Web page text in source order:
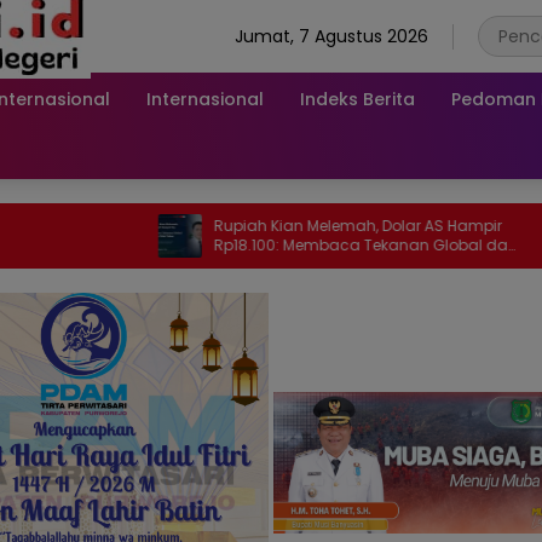
Jumat, 7 Agustus 2026
Internasional Indeks Berita Pedoman
Rupiah Kian Melemah, Dolar AS Hampir
Rp18.100: Membaca Tekanan Global dan
Domesti